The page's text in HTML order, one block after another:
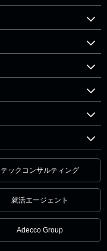
テックコンサルティング
就活エージェント
Adecco Group